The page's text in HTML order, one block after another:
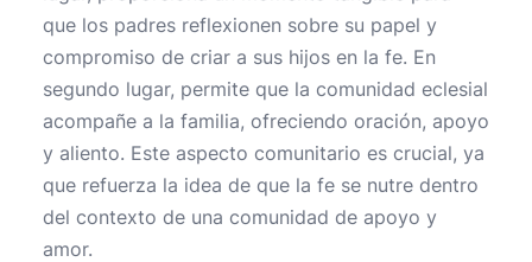
que los padres reflexionen sobre su papel y
compromiso de criar a sus hijos en la fe. En
segundo lugar, permite que la comunidad eclesial
acompañe a la familia, ofreciendo oración, apoyo
y aliento. Este aspecto comunitario es crucial, ya
que refuerza la idea de que la fe se nutre dentro
del contexto de una comunidad de apoyo y
amor.